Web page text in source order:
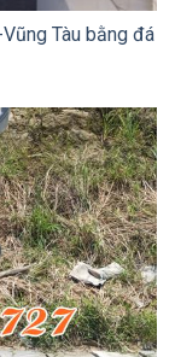
Tàu bằng đá